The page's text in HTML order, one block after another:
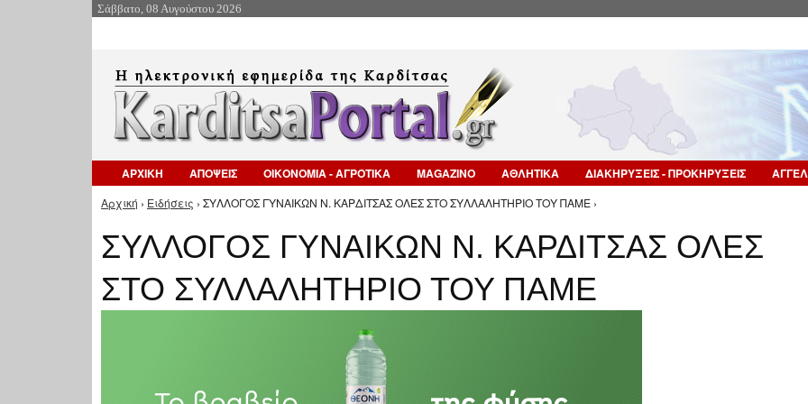
Σάββατο, 08 Αυγούστου 2026
ΑΡΧΙΚΗ ΑΠΟΨΕΙΣ ΟΙΚΟΝΟΜΙΑ - ΑΓΡΟΤΙΚΑ MAGAZINO ΑΘΛΗΤΙΚΑ ΔΙΑΚΗΡΥΞΕΙΣ - ΠΡΟΚΗΡΥΞΕΙΣ
Είστε εδώ
Αρχική › Ειδήσεις › ΣΥΛΛΟΓΟΣ ΓΥΝΑΙΚΩΝ Ν. ΚΑΡΔΙΤΣΑΣ ΟΛΕΣ ΣΤΟ ΣΥΛΛΑΛΗΤΗΡΙΟ ΤΟΥ ΠΑΜΕ ›
ΣΥΛΛΟΓΟΣ ΓΥΝΑΙΚΩΝ Ν. ΚΑΡΔΙΤΣΑΣ ΟΛΕΣ
ΣΤΟ ΣΥΛΛΑΛΗΤΗΡΙΟ ΤΟΥ ΠΑΜΕ